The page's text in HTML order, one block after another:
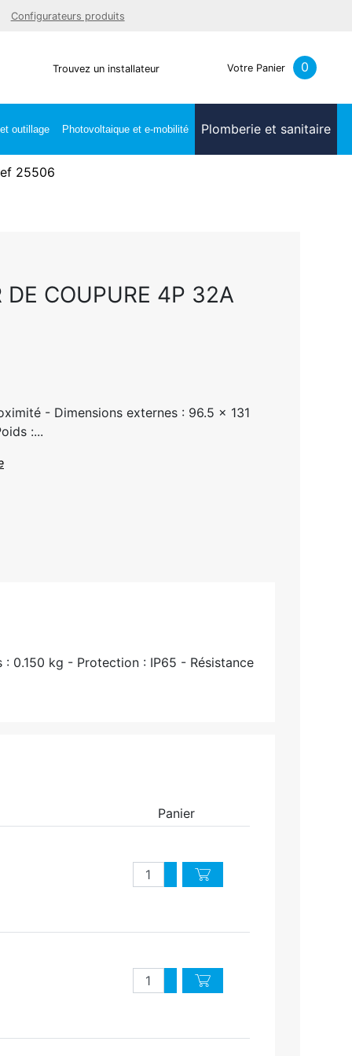
Configurateurs produits
Trouvez un installateur Votre Panier 0
outillage Photovoltaique et e-mobilité Plomberie et sanitaire
25506
DE COUPURE 4P 32A
- Dimensions externes : 96.5 x 131
:...
0.150 kg - Protection : IP65 - Résistance
Panier
QuantitéAugmenter quantité
Diminuer quantité
QuantitéAugmenter quantité
Diminuer quantité